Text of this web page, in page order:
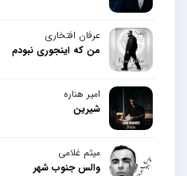
عرفان افتخاری
من که اینجوری نبودم
امیر هناره
شیرین
میثم غلامی
والس جنوب شهر